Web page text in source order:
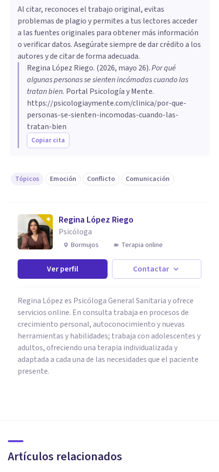
Al citar, reconoces el trabajo original, evitas
problemas de plagio y permites a tus lectores acceder
a las fuentes originales para obtener más información
o verificar datos. Asegúrate siempre de dar crédito a los
autores y de citar de forma adecuada.
Regina López Riego. (2026, mayo 26).Por qué
algunas personas se sienten incómodas cuando las
tratan bien. Portal Psicología y Mente.
https://psicologiaymente.com/clinica/por-que-
personas-se-sienten-incomodas-cuando-las-
tratan-bien
Copiar cita
Tópicos Emoción Conflicto Comunicación
Regina López Riego
Psicóloga
Bormujos Terapia online
Ver perfil Contactar
Regina López es Psicóloga General Sanitaria y ofrece
servicios online. En consulta trabaja en procesos de
crecimiento personal, autoconocimiento y nuevas
herramientas y habilidades; trabaja con adolescentes y
adultos, ofreciendo una terapia individualizada y
adaptada a cada una de las necesidades que el paciente
presente.
Artículos relacionados
en las personas